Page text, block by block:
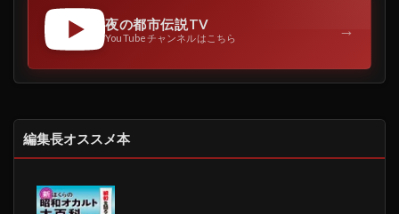
夜の都市伝説TV
YouTubeチャンネルはこちら →
編集長オススメ本